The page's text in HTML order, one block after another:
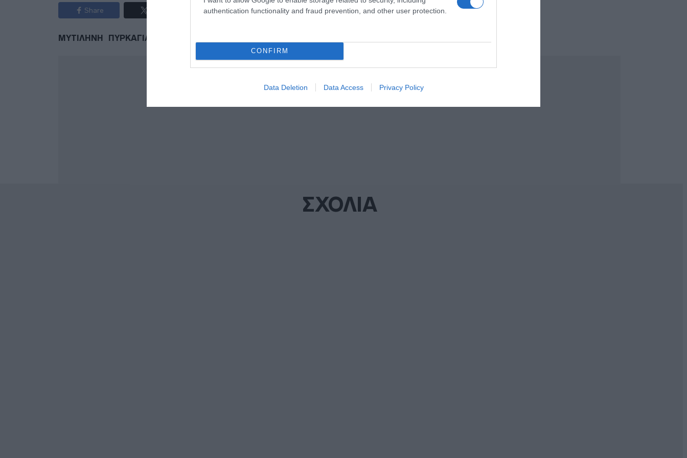
authentication functionality and fraud prevention, and other user protection.
CONFIRM
Data Deletion Data Access Privacy Policy
Share
ΜΥΤΙΛΗΝΗ ΠΥΡΚΑΓΙΑ
ΔΙΑΦΗΜΙΣΗ
ΣΧΟΛΙΑ